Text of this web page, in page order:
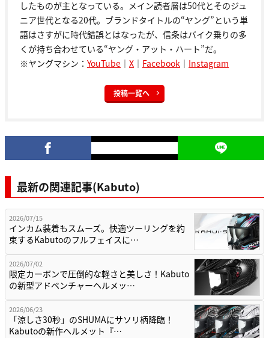
したものが主となっている。メイン読者層は50代とそのジュ
ニア世代となる20代。ブランドタイトルの“ヤング”という単
語はさすがに時代錯誤とはなったが、信条はバイク乗りの多
くが持ち合わせている“ヤング・アット・ハート”だ。
※ヤングマシン： YouTube ｜ X ｜ Facebook ｜ Instagram
投稿一覧へ
最新の関連記事(Kabuto)
2026/07/15
インカム装着もスムーズ。快適ツーリングを約
束するKabutoのフルフェイスに…
2026/07/02
限定カーボンで圧倒的な軽さと美しさ！Kabuto
の新型アドベンチャーヘルメッ…
2026/06/23
「涼しさ30秒」のSHUMAにサソリ柄降臨！
Kabutoの新作ヘルメット『…